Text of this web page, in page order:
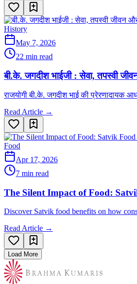
History
May 7, 2026
22 min read
बी.के. जगदीश भाईजी : सेवा, तपस्वी
राजयोगी बी.के. जगदीश भाई की प्रेरणादायक
Read Article →
Food
Apr 17, 2026
7 min read
The Silent Impact of Food:
Discover Satvik food benefits on how
Read Article →
Load More